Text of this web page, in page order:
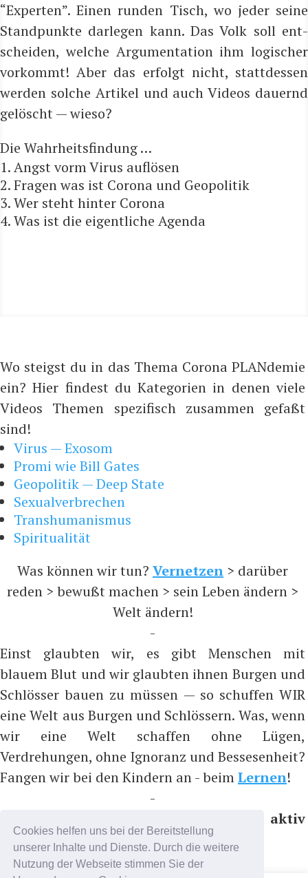
Cookies helfen uns bei der Bereitstellung
unserer Inhalte und Dienste. Durch die weitere
Nutzung der Webseite stimmen Sie der
“Exper­ten”. Einen run­den Tisch, wo jeder sei­ne
Stand­punk­te dar­le­gen kann. Das Volk soll ent­
schei­den, wel­che Argu­men­ta­ti­on ihm logi­scher
vor­kommt! Aber das erfolgt nicht, statt­des­sen
wer­den sol­che Arti­kel und auch Vide­os dau­ernd
gelöscht — wieso?
Die Wahr­heits­fin­dung …
Angst vorm Virus auflösen
Fra­gen was ist Coro­na und Geopolitik
Wer steht hin­ter Corona
Was ist die eigent­li­che Agenda
Wo steigst du in das Thema Corona PLANdemie
ein? Hier findest du Kategorien in denen viele
Videos Themen spezifisch zusammen gefaßt
sind!
Virus — Exosom
Promi wie Bill Gates
Geopolitik — Deep State
Sexualverbrechen
Transhumanismus
Spiritualität
Was können wir tun? Vernetzen > darüber
reden > bewußt machen > sein Leben ändern >
Welt ändern!
-
Einst glaubten wir, es gibt Menschen mit
blauem Blut und wir glaubten ihnen Burgen und
Schlösser bauen zu müssen — so schuffen WIR
eine Welt aus Burgen und Schlössern. Was, wenn
wir eine Welt schaffen ohne Lügen,
Verdrehungen, ohne Ignoranz und Bessesenheit?
Fangen wir bei den Kindern an - beimLernen!
-
Bitte nicht folgen, sondern aktiv
teilnehmen, z.B. auf ...
https://t.me/coronadatencheck